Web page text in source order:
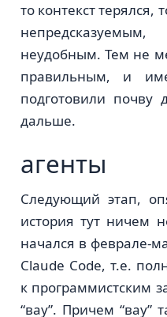
то контекст терялся,
неудобным. Тем не
правильным, и
подготовили почву
дальше.
агенты
Следующий этап,
история тут ничем
начался в феврале-
Claude Code, т.е.
к программистским
“вау”. Причем “вау”